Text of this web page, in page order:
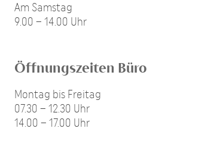
Am Samstag
9.00 – 14.00 Uhr
Öffnungszeiten Büro
Montag bis Freitag
07.30 – 12.30 Uhr
14.00 – 17.00 Uhr